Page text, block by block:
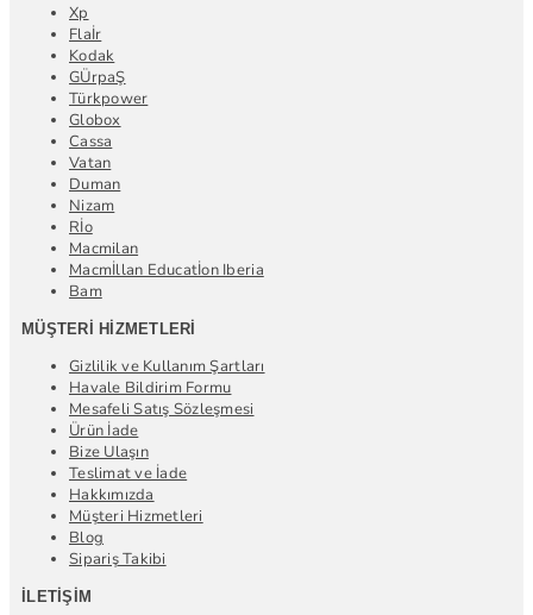
Xp
Flaİr
Kodak
GÜrpaŞ
Türkpower
Globox
Cassa
Vatan
Duman
Nizam
Rİo
Macmilan
Macmİllan Educatİon Iberia
Bam
MÜŞTERI HIZMETLERI
Gizlilik ve Kullanım Şartları
Havale Bildirim Formu
Mesafeli Satış Sözleşmesi
Ürün İade
Bize Ulaşın
Teslimat ve İade
Hakkımızda
Müşteri Hizmetleri
Blog
Sipariş Takibi
İLETIŞIM